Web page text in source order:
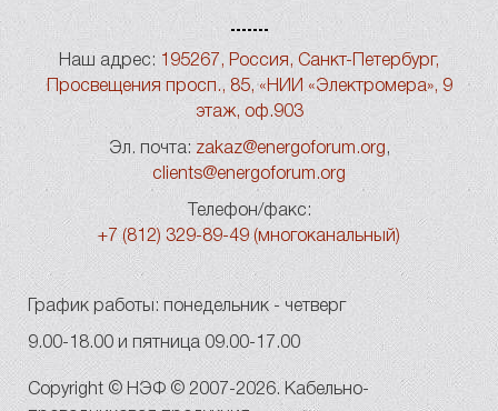
Наш адрес: 195267, Россия, Санкт-Петербург,
Просвещения просп., 85, «НИИ «Электромера», 9
этаж, оф.903
Эл. почта: zakaz@energoforum.org ,
clients@energoforum.org
Телефон/факс:
+7 (812) 329-89-49 (многоканальный)
График работы: понедельник - четверг
9.00-18.00 и пятница 09.00-17.00
Copyright © НЭФ © 2007-2026. Кабельно-